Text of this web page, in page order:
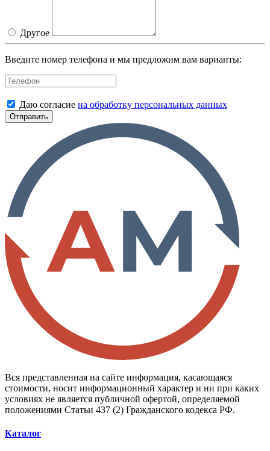
Другое
Введите номер телефона и мы предложим вам варианты:
Даю согласие на обработку персональных данных
Отправить
Вся представленная на сайте информация, касающаяся
стоимости, носит информационный характер и ни при каких
условиях не является публичной офертой, определяемой
положениями Статьи 437 (2) Гражданского кодекса РФ.
Каталог